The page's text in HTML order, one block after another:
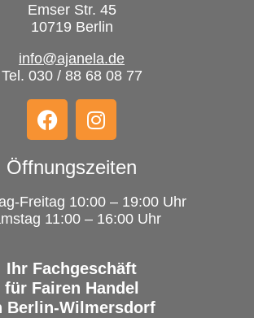
Emser Str. 45
10719 Berlin
info@ajanela.de
Tel. 030 / 88 68 08 77
Öffnungszeiten
Freitag 10:00 – 19:00 Uhr
11:00 – 16:00 Uhr
Ihr Fachgeschäft
für Fairen Handel
Berlin-Wilmersdorf